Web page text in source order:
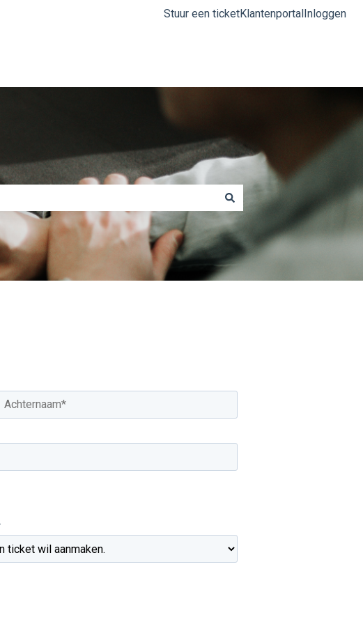
Stuur een ticketKlantenportalInloggen